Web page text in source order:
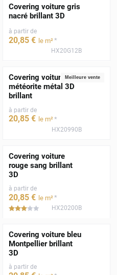
Covering voiture gris
nacré brillant 3D
à partir de
20,85 € le m²*
HX20G12B
Meilleure vente
Covering voiture gris
météorite métal 3D
brillant
à partir de
20,85 € le m²*
HX20990B
Covering voiture
rouge sang brillant
3D
à partir de
20,85 € le m²*
***** HX20200B
Covering voiture bleu
Montpellier brillant
3D
à partir de